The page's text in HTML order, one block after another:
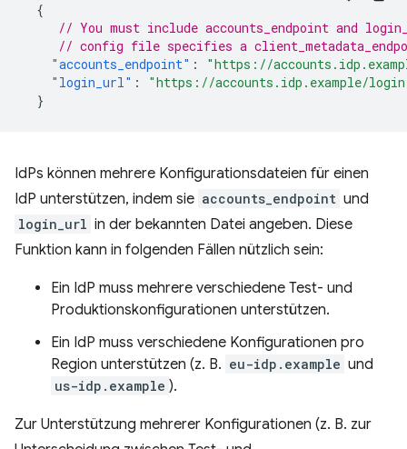
{
// You must include accounts_endpoint and
// config file specifies a
"accounts_endpoint" :
"https://
"login_url" :
"https://accounts.idp.example/
}
IdPs können mehrere Konfigurationsdateien für einen
IdP unterstützen, indem sie accounts_endpoint und
login_url in der bekannten Datei angeben. Diese
Funktion kann in folgenden Fällen nützlich sein:
Ein IdP muss mehrere verschiedene Test- und
Produktionskonfigurationen unterstützen.
Ein IdP muss verschiedene Konfigurationen pro
Region unterstützen (z. B. eu-idp.example und
us-idp.example ).
Zur Unterstützung mehrerer Konfigurationen (z. B. zur